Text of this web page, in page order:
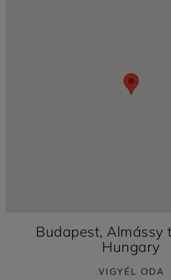
Budapest, Almássy
Hungary
VIGYÉL ODA